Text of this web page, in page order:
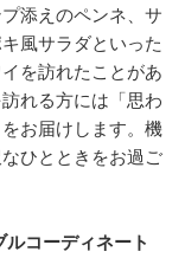
添えのペンネ、サ
風サラダといった
を訪れたことがあ
れる方には「思わ
お届けします。機
ひとときをお過ご
コーディネート